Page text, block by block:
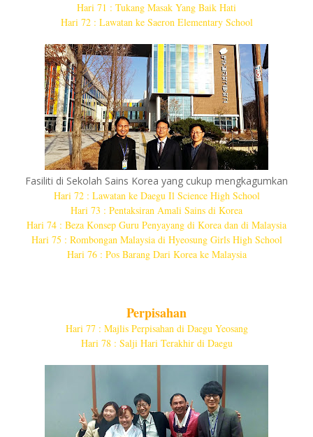
Hari 71 : Tukang Masak Yang Baik Hati
Hari 72 : Lawatan ke Saeron Elementary School
Fasiliti di Sekolah Sains Korea yang cukup mengkagumkan
Hari 72 : Lawatan ke Daegu Il Science High School
Hari 73 : Pentaksiran Amali Sains di Korea
Hari 74 : Beza Konsep Guru Penyayang di Korea dan di Malaysia
Hari 75 : Rombongan Malaysia di Hyeosung Girls High School
Hari 76 : Pos Barang Dari Korea ke Malaysia
Perpisahan
Hari 77 : Majlis Perpisahan di Daegu Yeosang
Hari 78 : Salji Hari Terakhir di Daegu